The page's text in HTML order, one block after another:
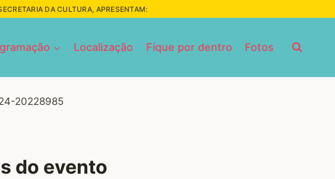
DA CULTURA, APRESENTAM:
Localização Fique por dentro Fotos
do evento